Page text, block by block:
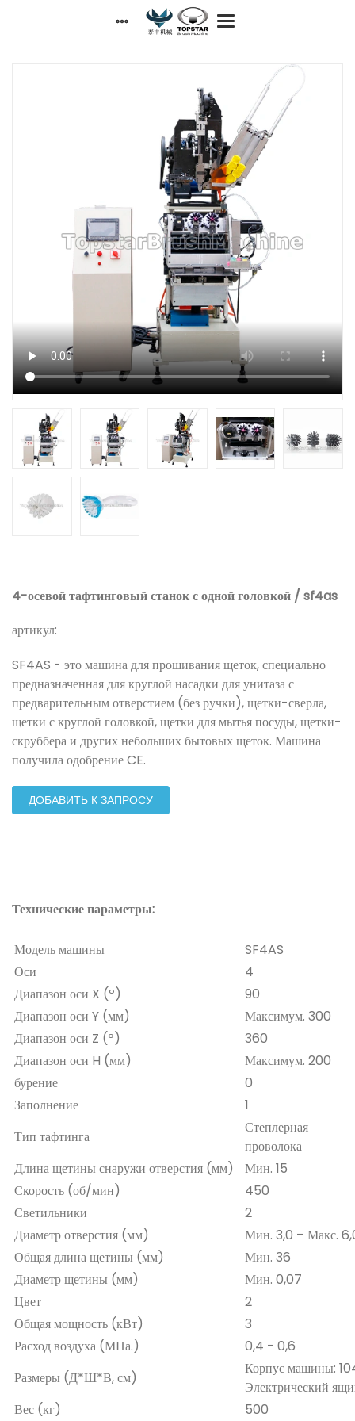
4-осевой тафтинговый станок с одной головкой / sf4as
артикул:
SF4AS - это машина для прошивания щеток, специально
предназначенная для круглой насадки для унитаза с
предварительным отверстием (без ручки), щетки-сверла,
щетки с круглой головкой, щетки для мытья посуды, щетки-
скруббера и других небольших бытовых щеток. Машина
получила одобрение CE.
ДОБАВИТЬ К ЗАПРОСУ
Технические параметры:
Модель машины
SF4AS
Оси
4
Диапазон оси X (º)
90
Диапазон оси Y (мм)
Максимум. 300
Диапазон оси Z (º)
360
Диапазон оси H (мм)
Максимум. 200
бурение
0
Заполнение
1
Тип тафтинга
Степлерная
проволока
Длина щетины снаружи отверстия (мм)
Мин. 15
Скорость (об/мин)
450
Светильники
2
Диаметр отверстия (мм)
Мин. 3,0 – Макс.
Общая длина щетины (мм)
Мин. 36
Диаметр щетины (мм)
Мин. 0,07
Цвет
2
Общая мощность (кВт)
3
Расход воздуха (МПа.)
0,4 - 0,6
Размеры (Д*Ш*В, см)
Корпус машины:
Электрический
Вес (кг)
500